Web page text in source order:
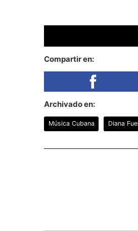
Compartir en:
Archivado en:
Música Cubana Diana